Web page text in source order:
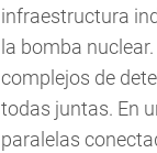
infraestructura
la bomba
complejos de
todas juntas. En
paralelas